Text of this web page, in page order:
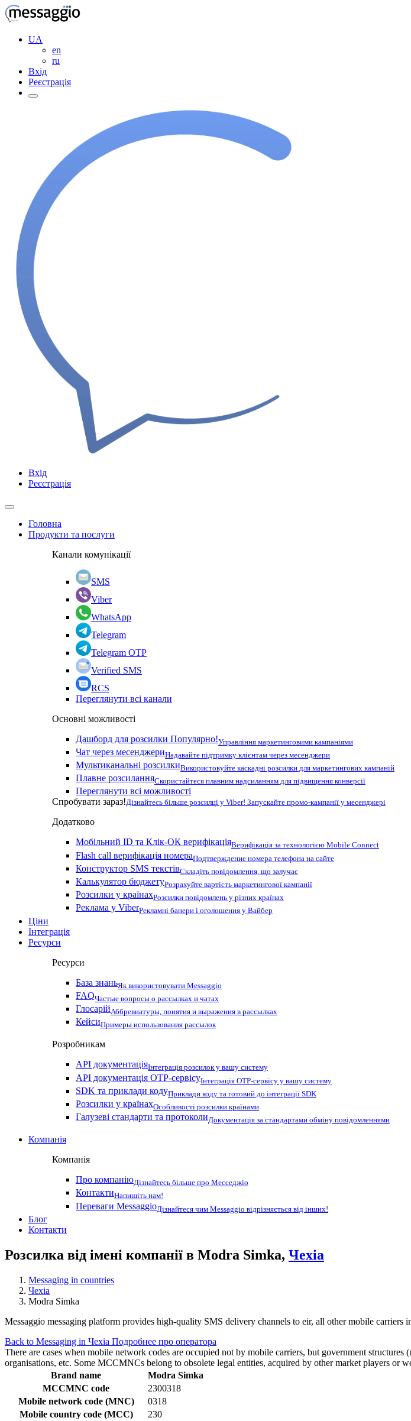
UA
en
ru
Вхід
Реєстрація
Вхід
Реєстрація
Головна
Продукти та послуги
Канали комунікації
SMS
Viber
WhatsApp
Telegram
Telegram OTP
Verified SMS
RCS
Переглянути всі канали
Основні можливості
Дашборд для розсилки Популярно!Управління маркетинговими кампаніями
Чат через месенджериНадавайте підтримку клієнтам через месенджери
Мультиканальні розсилкиВикористовуйте каскадні розсилки для маркетингових кампаній
Плавне розсиланняСкористайтеся плавним надсиланням для підвищення конверсії
Переглянути всі можливості
Спробувати зараз!Дізнайтесь більше розсилці у Viber! Запускайте промо-кампанії у месенджері
Додатково
Мобільний ID та Клік-ОК верифікаціяВерифікація за технологією Mobile Connect
Flash call верифікація номераПодтверждение номера телефона на сайте
Конструктор SMS текстівСкладіть повідомлення, що залучає
Калькулятор бюджетуРозрахуйте вартість маркетингової кампанії
Розсилки у країнахРозсилки повідомлень у різних країнах
Реклама у ViberРекламні банери і оголошення у Вайбер
Ціни
Інтеграція
Ресурси
Ресурси
База знаньЯк використовувати Messaggio
FAQЧастые вопросы о рассылках и чатах
ГлосарійАббревиатуры, понятия и выражения в рассылках
КейсиПримеры использования рассылок
Розробникам
API документаціяІнтеграція розсилок у вашу систему
API документація OTP-сервісуІнтеграція OTP-сервісу у вашу систему
SDK та приклади кодуПриклади коду та готовий до інтеграції SDK
Розсилки у країнахОсобливості розсилки країнами
Галузеві стандарти та протоколиДокументація за стандартами обміну повідомленнями
Компанія
Компанія
Про компаніюДізнайтесь більше про Месседжіо
КонтактиНапишіть нам!
Переваги MessaggioДізнайтеся чим Messaggio відрізняється від інших!
Блог
Контакти
Розсилка від імені компанії в Modra Simka, Чехіа
Messaging in countries
Чехіа
Modra Simka
Messaggio messaging platform provides high-quality SMS delivery channels to eir, all other mobile
Back to Messaging in Чехіа Подробнее про оператора
There are cases when mobile network codes are occupied not by mobile carriers, but government
organisations, etc. Some MCCMNCs belong to obsolete legal entities, acquired by other market players or
Brand name
Modra Simka
MCCMNC code
2300318
Mobile network code (MNC)
0318
Mobile country code (MCC)
230